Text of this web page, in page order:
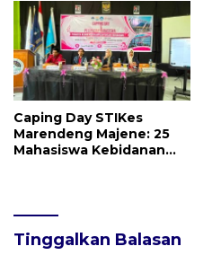
Independensi
Pengawasan
Caping Day STIKes
Marendeng Majene: 25
Mahasiswa Kebidanan
Tinggalkan Balasan